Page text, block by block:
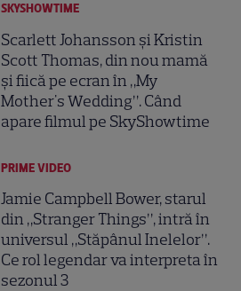
SKYSHOWTIME
Scarlett Johansson și Kristin
Scott Thomas, din nou mamă
și fiică pe ecran în „My
Mother's Wedding”. Când
apare filmul pe SkyShowtime
PRIME VIDEO
Jamie Campbell Bower, starul
din „Stranger Things”, intră în
universul „Stăpânul Inelelor”.
Ce rol legendar va interpreta în
sezonul 3